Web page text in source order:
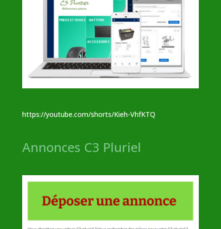
https://youtube.com/shorts/Kieh-VhfKTQ
Annonces C3 Pluriel